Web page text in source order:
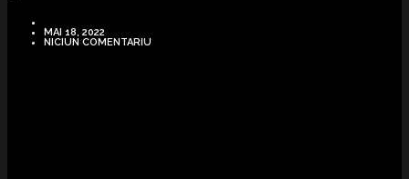
MAI 18, 2022
NICIUN COMENTARIU